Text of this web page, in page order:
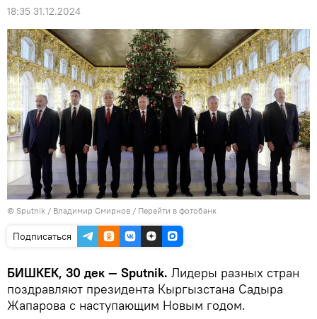
18:35 31.12.2024
© Sputnik / Владимир Смирнов / Перейти в фотобанк
Подписаться
БИШКЕК, 30 дек — Sputnik. Лидеры разных стран
поздравляют президента Кыргызстана Садыра
Жапарова с наступающим Новым годом.